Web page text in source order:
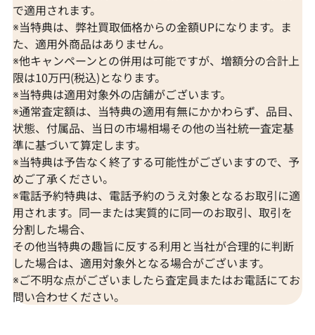
K18WG/Pt90 ルビー・ダイヤモンド ネッ
クレス/ペンダントトップ 1.542・D0.90ct
参考買取価格
157,000円
2026年4月10日時点
K18WG ルビー
参考買取価格
147,000円
で適用されます。
※当特典は、弊社買取価格からの金額UPになります。ま
た、適用外商品はありません。
※他キャンペーンとの併用は可能ですが、増額分の合計上
限は10万円(税込)となります。
※当特典は適用対象外の店舗がございます。
※通常査定額は、当特典の適用有無にかかわらず、品目、
状態、付属品、当日の市場相場その他の当社統一査定基
準に基づいて算定します。
※当特典は予告なく終了する可能性がございますので、予
めご了承ください。
※電話予約特典は、電話予約のうえ対象となるお取引に適
用されます。同一または実質的に同一のお取引、取引を
分割した場合、
その他当特典の趣旨に反する利用と当社が合理的に判断
した場合は、適用対象外となる場合がございます。
※ご不明な点がございましたら査定員またはお電話にてお
問い合わせください。